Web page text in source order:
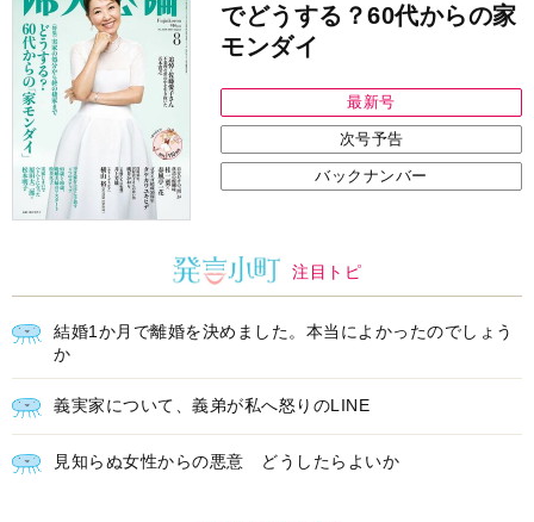
でどうする？60代からの家
モンダイ
最新号
次号予告
バックナンバー
注目トピ
結婚1か月で離婚を決めました。本当によかったのでしょう
か
義実家について、義弟が私へ怒りのLINE
見知らぬ女性からの悪意 どうしたらよいか